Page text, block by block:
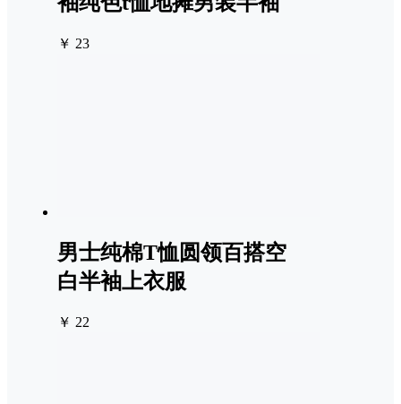
￥ 23
男士纯棉T恤圆领百搭空
白半袖上衣服
￥ 22